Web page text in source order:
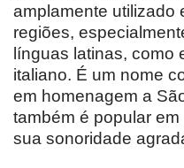
amplamente utilizado
regiões,
línguas latinas, como
italiano. É um nome
em homenagem a
também é popular
sua sonoridade